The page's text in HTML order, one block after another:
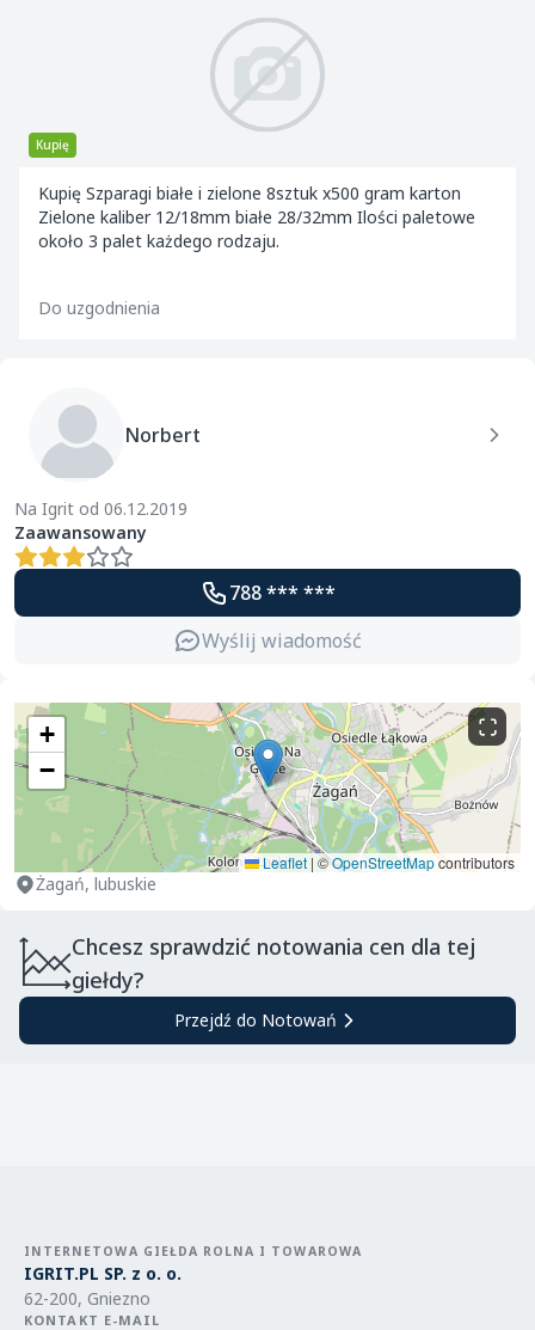
Kupię
Kupię Szparagi białe i zielone 8sztuk x500 gram karton
Zielone kaliber 12/18mm białe 28/32mm Ilości paletowe
około 3 palet każdego rodzaju.
Do uzgodnienia
Norbert
Na Igrit od 06.12.2019
Zaawansowany
788 *** ***
Wyślij wiadomość
+
−
Leaflet | ©OpenStreetMapcontributors
Żagań, lubuskie
Chcesz sprawdzić notowania cen dla tej
giełdy?
Przejdź do Notowań
INTERNETOWA GIEŁDA ROLNA I TOWAROWA
IGRIT.PL SP. z o. o.
62-200, Gniezno
KONTAKT E-MAIL